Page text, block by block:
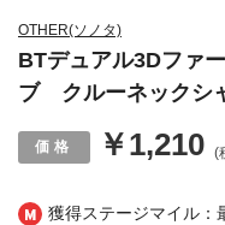
獲得ステージマイル：
OTHER(ソノタ)
BTデュアル3Dファ
ブ クルーネックシ
￥1,210 (